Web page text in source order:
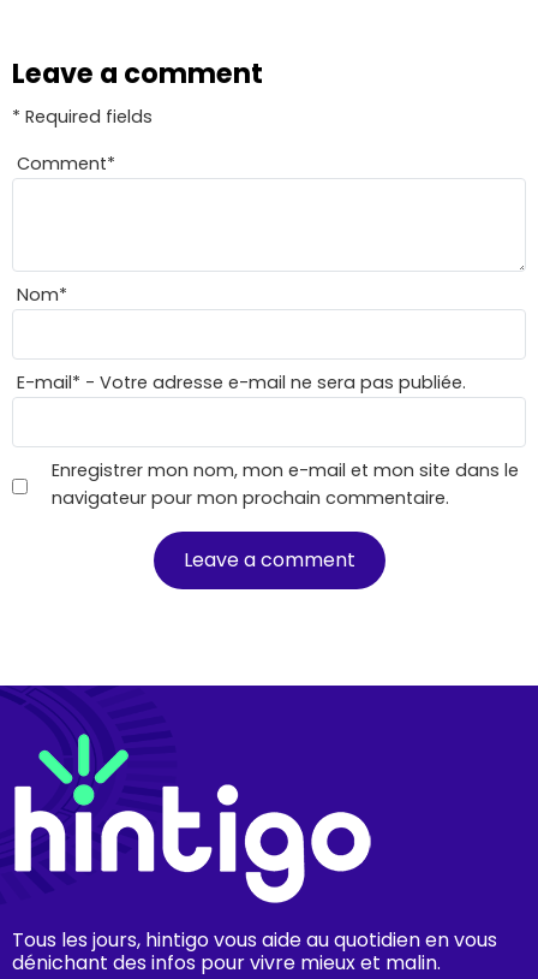
Leave a comment
* Required fields
Comment*
Nom*
E-mail* - Votre adresse e-mail ne sera pas publiée.
Enregistrer mon nom, mon e-mail et mon site dans le
navigateur pour mon prochain commentaire.
Tous les jours, hintigo vous aide au quotidien en vous
dénichant des infos pour vivre mieux et malin.